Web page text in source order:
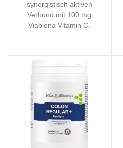
synergistisch aktiven
Verbund mit 100 mg
Viabiona Vitamin C.